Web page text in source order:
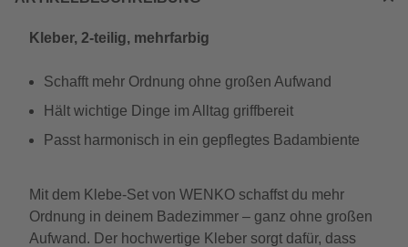
Kleber, 2-teilig, mehrfarbig
Schafft mehr Ordnung ohne großen Aufwand
Hält wichtige Dinge im Alltag griffbereit
Passt harmonisch in ein gepflegtes Badambiente
Mit dem Klebe-Set von WENKO schaffst du mehr
Ordnung in deinem Badezimmer – ganz ohne großen
Aufwand. Der hochwertige Kleber sorgt dafür, dass